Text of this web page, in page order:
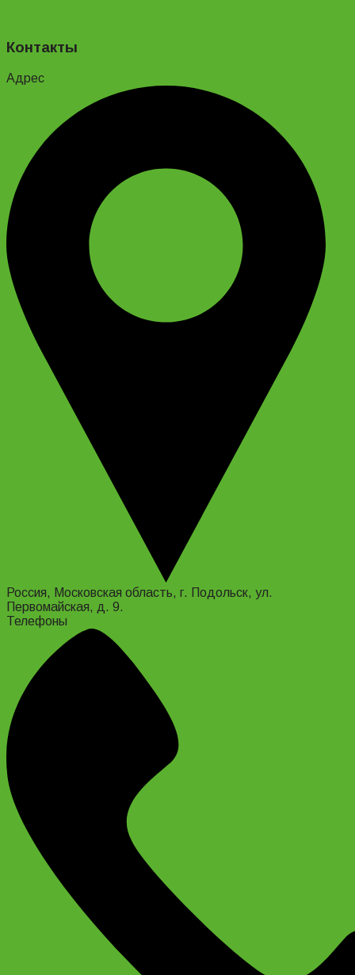
Контакты
Адрес
Россия, Московская область, г. Подольск, ул.
Первомайская, д. 9.
Телефоны